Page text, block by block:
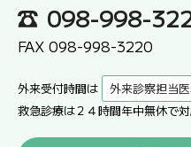
098-998-
FAX 098-998-3220
外来受付時間は 外来診察担当
救急診療は２４時間年中無休で